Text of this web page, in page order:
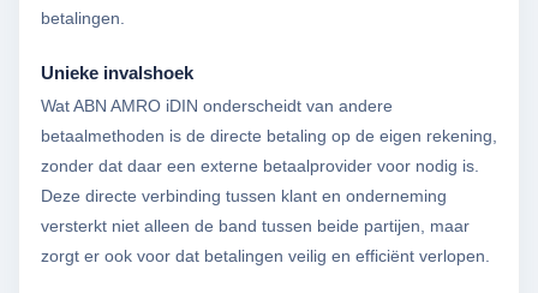
betalingen.
Unieke invalshoek
Wat ABN AMRO iDIN onderscheidt van andere
betaalmethoden is de directe betaling op de eigen rekening,
zonder dat daar een externe betaalprovider voor nodig is.
Deze directe verbinding tussen klant en onderneming
versterkt niet alleen de band tussen beide partijen, maar
zorgt er ook voor dat betalingen veilig en efficiënt verlopen.